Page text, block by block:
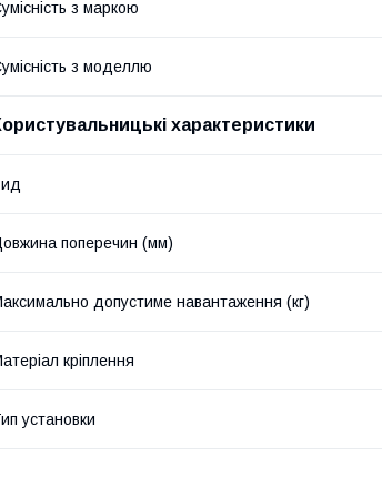
з маркою
з моделлю
характеристики
поперечин (мм)
допустиме навантаження (кг)
кріплення
установки